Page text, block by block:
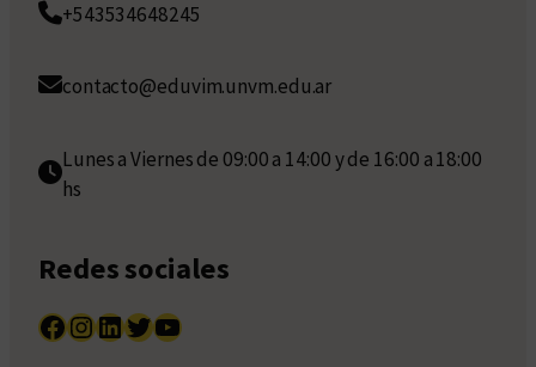
+543534648245
contacto@eduvim.unvm.edu.ar
Lunes a Viernes de 09:00 a 14:00 y de 16:00 a 18:00
hs
Redes sociales
Facebook InstagramLinkedIn Twitter YouTube